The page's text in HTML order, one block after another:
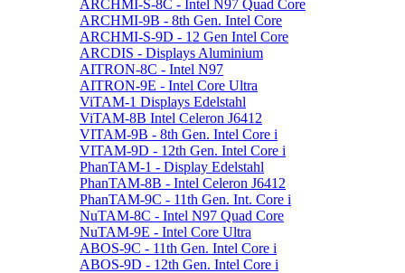
ARCHMI-S-8C - Intel N97 Quad Core
ARCHMI-9B - 8th Gen. Intel Core
ARCHMI-S-9D - 12 Gen Intel Core
ARCDIS - Displays Aluminium
AITRON-8C - Intel N97
AITRON-9E - Intel Core Ultra
ViTAM-1 Displays Edelstahl
ViTAM-8B Intel Celeron J6412
VITAM-9B - 8th Gen. Intel Core i
VITAM-9D - 12th Gen. Intel Core i
PhanTAM-1 - Display Edelstahl
PhanTAM-8B - Intel Celeron J6412
PhanTAM-9C - 11th Gen. Int. Core i
NuTAM-8C - Intel N97 Quad Core
NuTAM-9E - Intel Core Ultra
ABOS-9C - 11th Gen. Intel Core i
ABOS-9D - 12th Gen. Intel Core i